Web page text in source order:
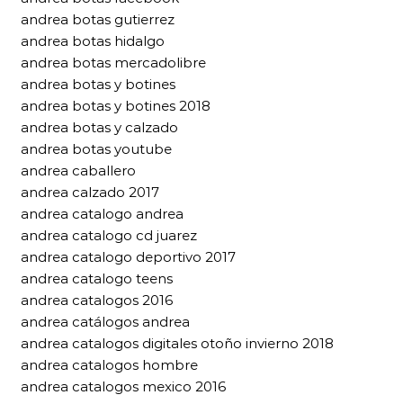
andrea botas gutierrez
andrea botas hidalgo
andrea botas mercadolibre
andrea botas y botines
andrea botas y botines 2018
andrea botas y calzado
andrea botas youtube
andrea caballero
andrea calzado 2017
andrea catalogo andrea
andrea catalogo cd juarez
andrea catalogo deportivo 2017
andrea catalogo teens
andrea catalogos 2016
andrea catálogos andrea
andrea catalogos digitales otoño invierno 2018
andrea catalogos hombre
andrea catalogos mexico 2016